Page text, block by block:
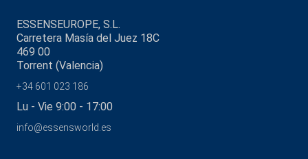
ESSENSEUROPE, S.L.
Carretera Masía del Juez 18C
469 00
Torrent (Valencia)
+34 601 023 186
Lu - Vie 9:00 - 17:00
info@essensworld.es